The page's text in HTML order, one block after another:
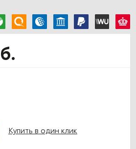
Купить в один клик